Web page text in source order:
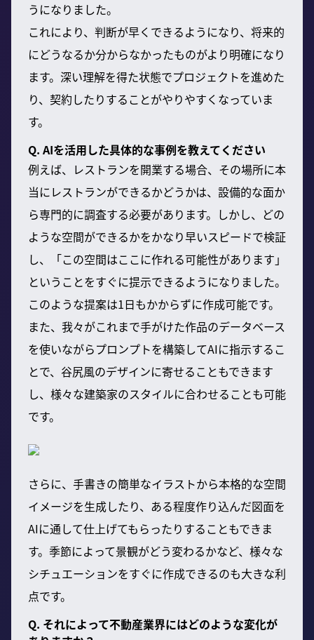
うになりました。
これにより、判断が早くできるようになり、将来的
にどうなるか分からなかったものがより明確になり
ます。深い理解を得た状態でプロジェクトを進めた
り、契約したりすることがやりやすくなっていま
す。
Q. AIを活用した具体的な事例を教えてください
例えば、レストランを開業する場合、その場所に本
当にレストランができるかどうかは、設備的な面か
ら専門的に調査する必要があります。しかし、どの
ような空間ができるかをかなり早いスピードで検証
し、「この空間はここに作れる可能性があります」
ということをすぐに提示できるようになりました。
このような提案は1日もかからずに作成可能です。
また、我々がこれまで手がけた作品のデータベース
を使いながらプロンプトを構築してAIに指示するこ
とで、谷尻風のデザインに寄せることもできます
し、様々な建築家のスタイルに合わせることも可能
です。
さらに、手書きの簡単なイラストから本格的な空間
イメージを生成したり、ある程度作り込んだ図面を
AIに通して仕上げてもらったりすることもできま
す。季節によって景観がどう変わるかなど、様々な
シチュエーションをすぐに作成できるのも大きな利
点です。
Q. それによって不動産業界にはどのような変化が